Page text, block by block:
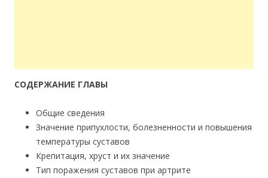
СОДЕРЖАНИЕ ГЛАВЫ
Общие сведения
Значение припухлости, болезненности и повышения
температуры суставов
Крепитация, хруст и их значение
Тип поражения суставов при артрите